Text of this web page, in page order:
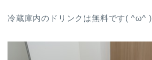
冷蔵庫内のドリンクは無料です( ^ω^ )